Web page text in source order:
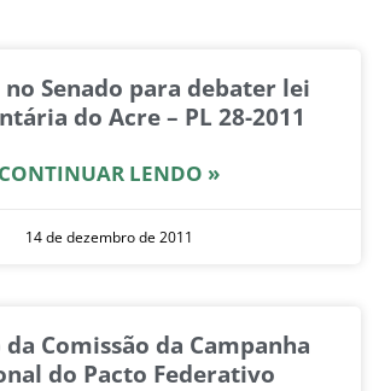
no Senado para debater lei
do Acre – PL 28-2011
CONTINUAR LENDO »
14 de dezembro de 2011
Comissão da Campanha
do Pacto Federativo